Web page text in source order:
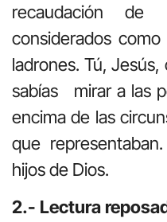
recaudación de
considerados
ladrones. Tú,
sabías mirar a las
encima de las
que
hijos de Dios.
2.- Lectura